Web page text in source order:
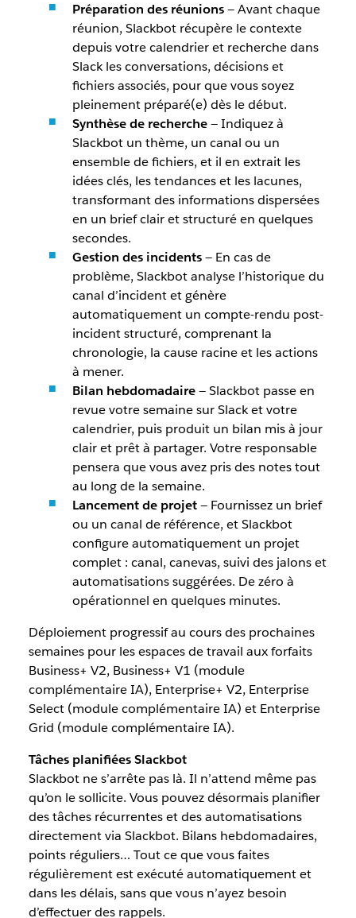
Préparation des réunions— Avant chaque
réunion, Slackbot récupère le contexte
depuis votre calendrier et recherche dans
Slack les conversations, décisions et
fichiers associés, pour que vous soyez
pleinement préparé(e) dès le début.
Synthèse de recherche— Indiquez à
Slackbot un thème, un canal ou un
ensemble de fichiers, et il en extrait les
idées clés, les tendances et les lacunes,
transformant des informations dispersées
en un brief clair et structuré en quelques
secondes.
Gestion des incidents— En cas de
problème, Slackbot analyse l’historique du
canal d’incident et génère
automatiquement un compte-rendu post-
incident structuré, comprenant la
chronologie, la cause racine et les actions
à mener.
Bilan hebdomadaire— Slackbot passe en
revue votre semaine sur Slack et votre
calendrier, puis produit un bilan mis à jour
clair et prêt à partager. Votre responsable
pensera que vous avez pris des notes tout
au long de la semaine.
Lancement de projet— Fournissez un brief
ou un canal de référence, et Slackbot
configure automatiquement un projet
complet : canal, canevas, suivi des jalons et
automatisations suggérées. De zéro à
opérationnel en quelques minutes.
Déploiement progressif au cours des prochaines
semaines pour les espaces de travail aux forfaits
Business+ V2, Business+ V1 (module
complémentaire IA), Enterprise+ V2, Enterprise
Select (module complémentaire IA) et Enterprise
Grid (module complémentaire IA).
Tâches planifiées Slackbot
Slackbot ne s’arrête pas là. Il n’attend même pas
qu’on le sollicite. Vous pouvez désormais planifier
des tâches récurrentes et des automatisations
directement via Slackbot. Bilans hebdomadaires,
points réguliers… Tout ce que vous faites
régulièrement est exécuté automatiquement et
dans les délais, sans que vous n’ayez besoin
d’effectuer des rappels.